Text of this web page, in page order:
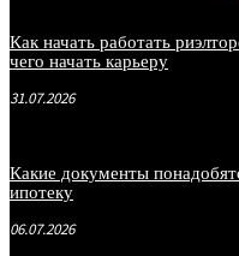
Как начать работать
чего начать карьеру
31.07.2026
Какие документы
ипотеку
06.07.2026